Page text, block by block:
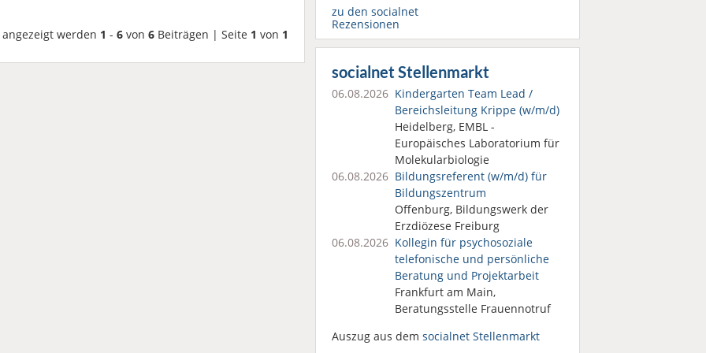
angezeigt werden 1 - 6 von 6 Beiträgen | Seite 1 von 1
zu den socialnet
Rezensionen
socialnet Stellenmarkt
06.08.2026 Kindergarten Team Lead /
Bereichsleitung Krippe (w/m/d)
Heidelberg, EMBL -
Europäisches Laboratorium für
Molekularbiologie
06.08.2026 Bildungsreferent (w/m/d) für
Bildungszentrum
Offenburg, Bildungswerk der
Erzdiözese Freiburg
06.08.2026 Kollegin für psychosoziale
telefonische und persönliche
Beratung und Projektarbeit
Frankfurt am Main,
Beratungsstelle Frauennotruf
Auszug aus dem socialnet Stellenmarkt